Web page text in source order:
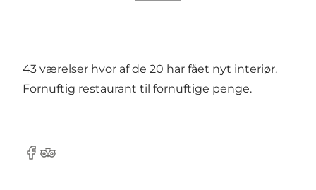
43 værelser hvor af de 20 har fået nyt interiør.
Fornuftig restaurant til fornuftige penge.
Facebook
TripAdvisor